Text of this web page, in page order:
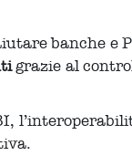
banche e
grazie al